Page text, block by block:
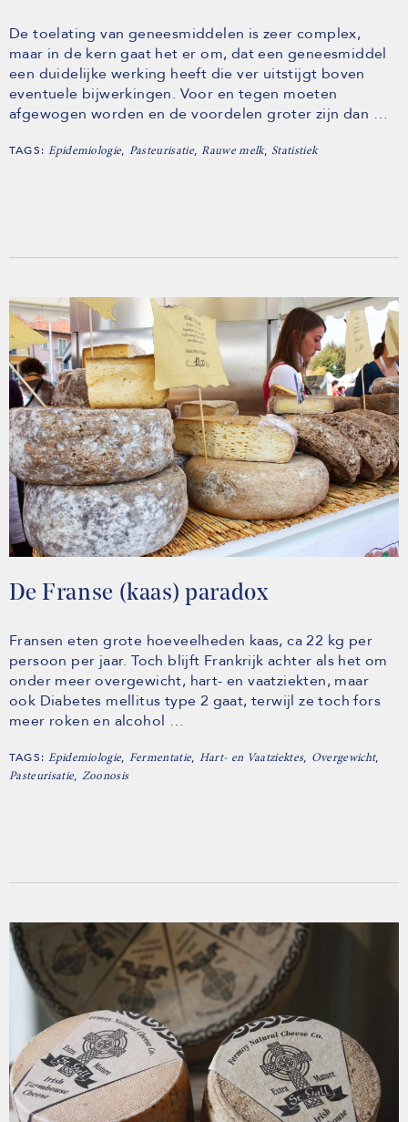
De toelating van geneesmiddelen is zeer complex,
maar in de kern gaat het er om, dat een geneesmiddel
een duidelijke werking heeft die ver uitstijgt boven
eventuele bijwerkingen. Voor en tegen moeten
afgewogen worden en de voordelen groter zijn dan …
TAGS:Epidemiologie, Pasteurisatie,Rauwe melk, Statistiek
De Franse (kaas) paradox
Fransen eten grote hoeveelheden kaas, ca 22 kg per
persoon per jaar. Toch blijft Frankrijk achter als het om
onder meer overgewicht, hart- en vaatziekten, maar
ook Diabetes mellitus type 2 gaat, terwijl ze toch fors
meer roken en alcohol …
TAGS:Epidemiologie, Fermentatie, Hart- en Vaatziektes, Overgewicht,
Pasteurisatie, Zoonosis